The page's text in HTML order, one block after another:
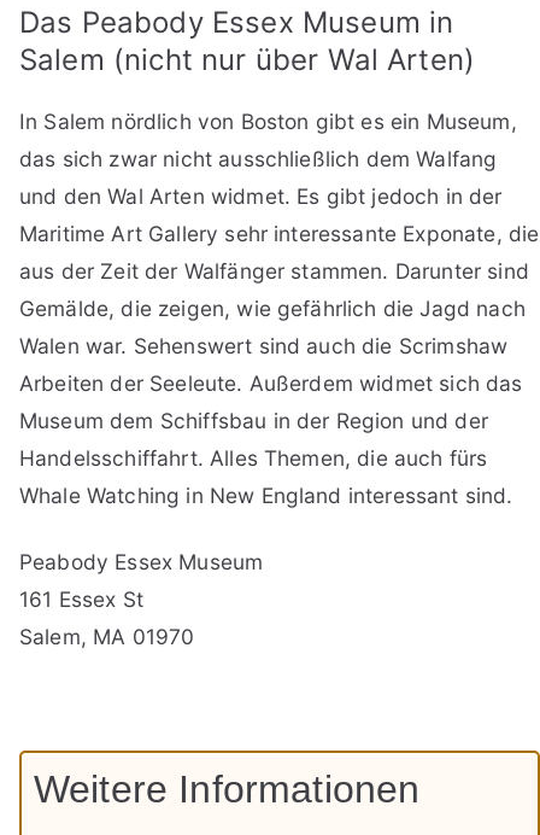
Das Peabody Essex Museum in
Salem (nicht nur über Wal Arten)
In Salem nördlich von Boston gibt es ein Museum,
das sich zwar nicht ausschließlich dem Walfang
und den Wal Arten widmet. Es gibt jedoch in der
Maritime Art Gallery sehr interessante Exponate, die
aus der Zeit der Walfänger stammen. Darunter sind
Gemälde, die zeigen, wie gefährlich die Jagd nach
Walen war. Sehenswert sind auch die Scrimshaw
Arbeiten der Seeleute. Außerdem widmet sich das
Museum dem Schiffsbau in der Region und der
Handelsschiffahrt. Alles Themen, die auch fürs
Whale Watching in New England interessant sind.
Peabody Essex Museum
161 Essex St
Salem, MA 01970
Weitere Informationen